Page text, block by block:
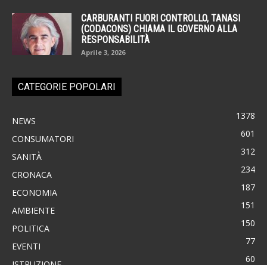
CARBURANTI FUORI CONTROLLO, TANASI
(CODACONS) CHIAMA IL GOVERNO ALLA
RESPONSABILITÀ
Aprile 3, 2026
CATEGORIE POPOLARI
NEWS 1378
CONSUMATORI 601
SANITÀ 312
CRONACA 234
ECONOMIA 187
AMBIENTE 151
POLITICA 150
EVENTI 77
60